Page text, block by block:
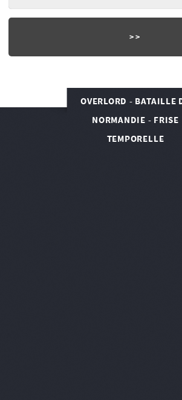
OVERLORD - BATAILLE
NORMANDIE - FRISE
TEMPORELLE